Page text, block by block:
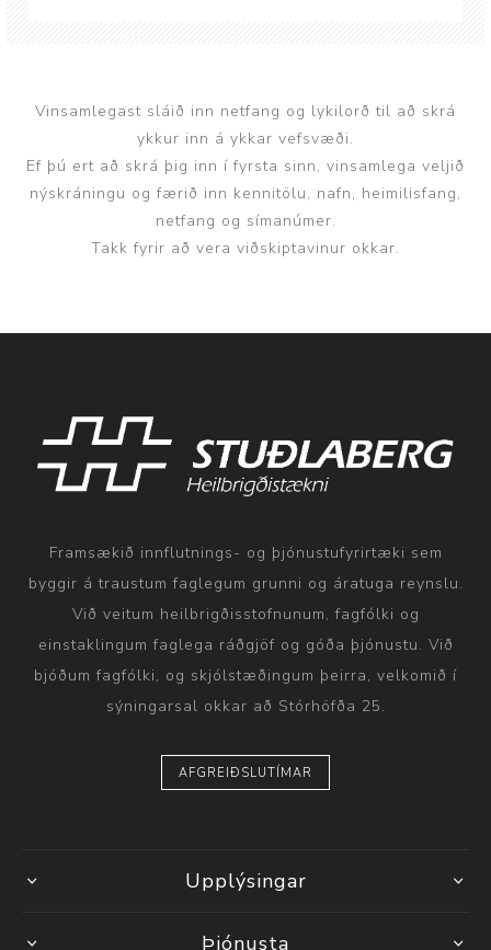
Vinsamlegast sláið inn netfang og lykilorð til að skrá
ykkur inn á ykkar vefsvæði.
Ef þú ert að skrá þig inn í fyrsta sinn, vinsamlega veljið
nýskráningu og færið inn kennitölu, nafn, heimilisfang,
netfang og símanúmer.
Takk fyrir að vera viðskiptavinur okkar.
Framsækið innflutnings- og þjónustufyrirtæki sem
byggir á traustum faglegum grunni og áratuga reynslu.
Við veitum heilbrigðisstofnunum, fagfólki og
einstaklingum faglega ráðgjöf og góða þjónustu. Við
bjóðum fagfólki, og skjólstæðingum þeirra, velkomið í
sýningarsal okkar að Stórhöfða 25.
AFGREIÐSLUTÍMAR
Upplýsingar
Þjónusta